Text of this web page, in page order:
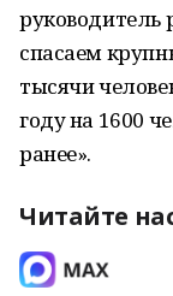
руководитель
спасаем
тысячи
году на 1600
ранее».
Читайте